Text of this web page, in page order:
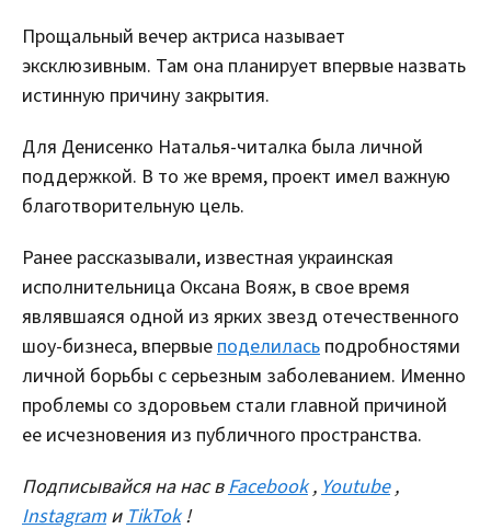
Прощальный вечер актриса называет
эксклюзивным. Там она планирует впервые назвать
истинную причину закрытия.
Для Денисенко Наталья-читалка была личной
поддержкой. В то же время, проект имел важную
благотворительную цель.
Ранее рассказывали, известная украинская
исполнительница Оксана Вояж, в свое время
являвшаяся одной из ярких звезд отечественного
шоу-бизнеса, впервые поделилась подробностями
личной борьбы с серьезным заболеванием. Именно
проблемы со здоровьем стали главной причиной
ее исчезновения из публичного пространства.
Подписывайся на нас в Facebook , Youtube ,
Instagram и TikTok !